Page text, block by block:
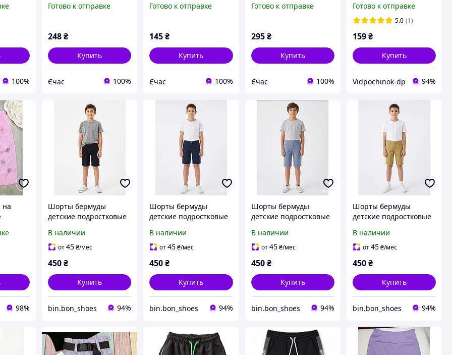
100%
р.110
Готово к отправке
248₴
Купить
Єчас 100%
Готово к отправке
145₴
Купить
Єчас 100%
Размер 92
Готово к отправке
295 ₴
Купить
Єчас 100%
Бриджи синие для
мальчиков.
Готово к отправке
5.0 (1)
159₴
Купить
Vidpochinok-dp 94%
98%
Шорты бермуды
детские подростковые
Черные (1719)
В наличии
от45₴/мес
450₴
Купить
bin.bon_shoes 94%
Шорты бермуды
детские подростковые
Темно-синие (1720)
В наличии
от45₴/мес
450₴
Купить
bin.bon_shoes 94%
Шорты бермуды
детские подростковые
EU34 Голубой (1721)
В наличии
от45 ₴/мес
450 ₴
Купить
bin.bon_shoes 94%
Шорты бермуды
детские подростковые
Бежевый (1722)
В наличии
от45₴/мес
450₴
Купить
bin.bon_shoes 94%